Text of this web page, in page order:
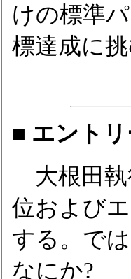
けの標準
標達成に
■ エント
大根田執
位および
する。で
なにか?